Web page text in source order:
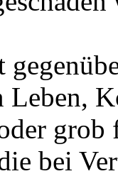
Leben,
grob
bei